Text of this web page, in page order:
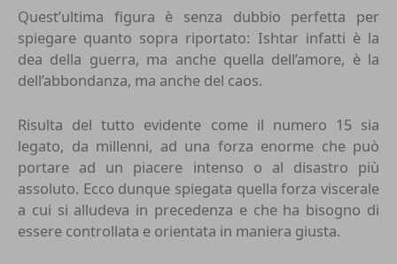
Quest’ultima figura è senza dubbio perfetta per
spiegare quanto sopra riportato: Ishtar infatti è la
dea della guerra, ma anche quella dell’amore, è la
dell’abbondanza, ma anche del caos.
Risulta del tutto evidente come il numero 15 sia
legato, da millenni, ad una forza enorme che può
portare ad un piacere intenso o al disastro più
assoluto. Ecco dunque spiegata quella forza viscerale
a cui si alludeva in precedenza e che ha bisogno di
essere controllata e orientata in maniera giusta.